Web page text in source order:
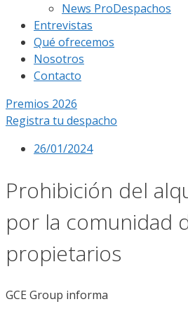
News ProDespachos
Entrevistas
Qué ofrecemos
Nosotros
Contacto
Premios 2026
Registra tu despacho
26/01/2024
Prohibición del
por la comunidad
propietarios
GCE Group informa